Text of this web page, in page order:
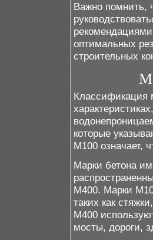
Важно помнить,
оптимальных
строительных
Классификация
которые
М100 означает,
Марки бетона
М400. Марки
таких как
М400
мосты, дороги,